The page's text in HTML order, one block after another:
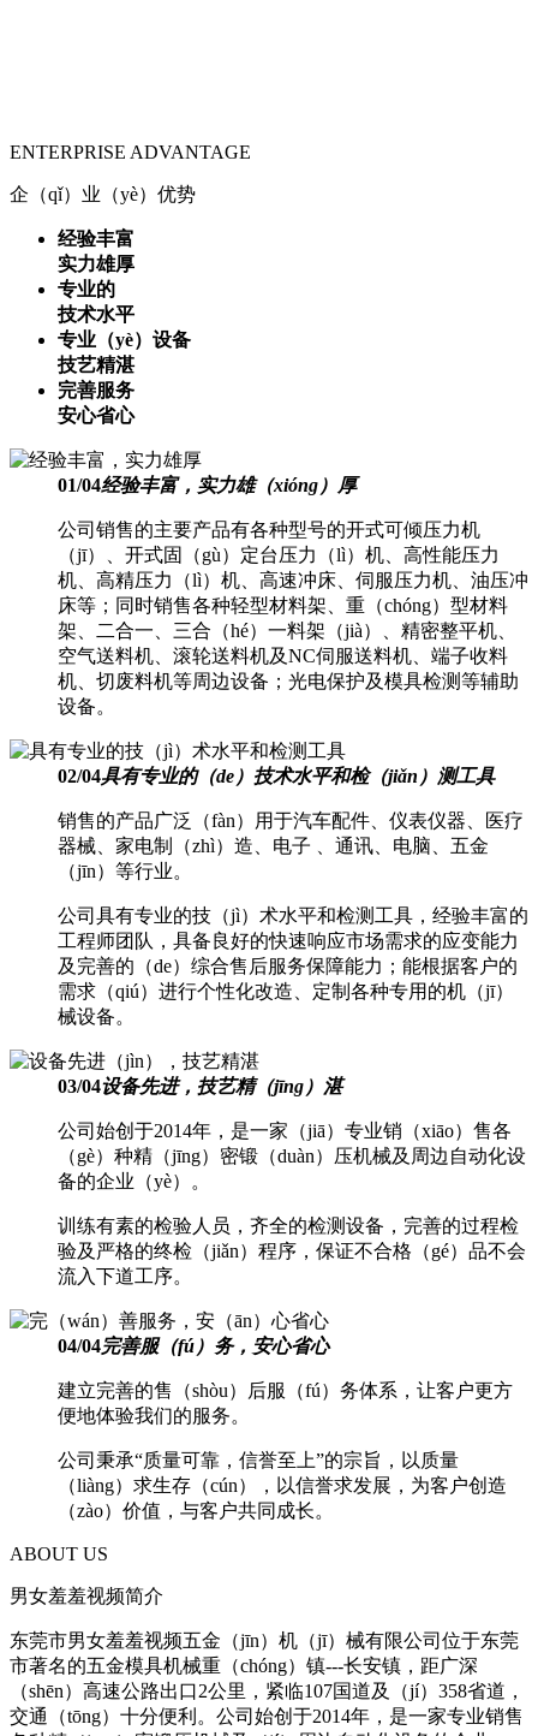
ENTERPRISE ADVANTAGE
企（qǐ）业（yè）优势
经验丰富
实力雄厚
专业的
技术水平
专业（yè）设备
技艺精湛
完善服务
安心省心
01/04经验丰富，实力雄（xióng）厚
公司销售的主要产品有各种型号的开式可倾压力机
（jī）、开式固（gù）定台压力（lì）机、高性能压力
机、高精压力（lì）机、高速冲床、伺服压力机、油压冲
床等；同时销售各种轻型材料架、重（chóng）型材料
架、二合一、三合（hé）一料架（jià）、精密整平机、
空气送料机、滚轮送料机及NC伺服送料机、端子收料
机、切废料机等周边设备；光电保护及模具检测等辅助
设备。
02/04具有专业的（de）技术水平和检（jiǎn）测工具
销售的产品广泛（fàn）用于汽车配件、仪表仪器、医疗
器械、家电制（zhì）造、电子 、通讯、电脑、五金
（jīn）等行业。
公司具有专业的技（jì）术水平和检测工具，经验丰富的
工程师团队，具备良好的快速响应市场需求的应变能力
及完善的（de）综合售后服务保障能力；能根据客户的
需求（qiú）进行个性化改造、定制各种专用的机（jī）
械设备。
03/04设备先进，技艺精（jīng）湛
公司始创于2014年，是一家（jiā）专业销（xiāo）售各
（gè）种精（jīng）密锻（duàn）压机械及周边自动化设
备的企业（yè）。
训练有素的检验人员，齐全的检测设备，完善的过程检
验及严格的终检（jiǎn）程序，保证不合格（gé）品不会
流入下道工序。
04/04完善服（fú）务，安心省心
建立完善的售（shòu）后服（fú）务体系，让客户更方
便地体验我们的服务。
公司秉承“质量可靠，信誉至上”的宗旨，以质量
（liàng）求生存（cún），以信誉求发展，为客户创造
（zào）价值，与客户共同成长。
ABOUT US
男女羞羞视频简介
东莞市男女羞羞视频五金（jīn）机（jī）械有限公司位于东莞
市著名的五金模具机械重（chóng）镇---长安镇，距广深
（shēn）高速公路出口2公里，紧临107国道及（jí）358省道，
交通（tōng）十分便利。公司始创于2014年，是一家专业销售